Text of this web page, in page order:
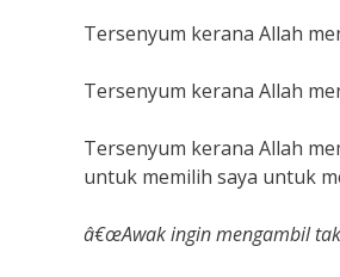
Tersenyum kerana Allah
Tersenyum kerana Allah
Tersenyum kerana Allah
untuk memilih saya untuk
â€œAwak ingin mengambil